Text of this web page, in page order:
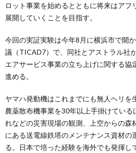
ロット事業を始めるとともに将来はアフ
展開していくことを目指す。
今回の実証実験は今年8月に横浜市で開
議（TICAD7）で、同社とアストラル社
エアサービス事業の立ち上げに関する協
進める。
ヤマハ発動機はこれまでにも無人ヘリを
農薬散布機事業を30年以上手掛けてい
れなどの災害現場の観測、上空からの森
にある送電線鉄塔のメンテナンス資材の
る。日本で培った経験を海外でも発揮し